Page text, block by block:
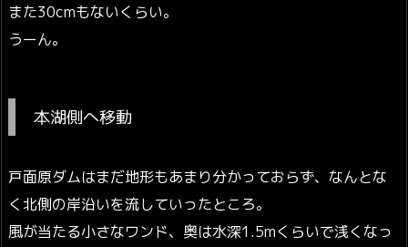
また30cmもないくらい。
うーん。
本湖側へ移動
戸面原ダムはまだ地形もあまり分かっておらず、なんとな
く北側の岸沿いを流していったところ。
風が当たる小さなワンド、奥は水深1.5mくらいで浅くなっ